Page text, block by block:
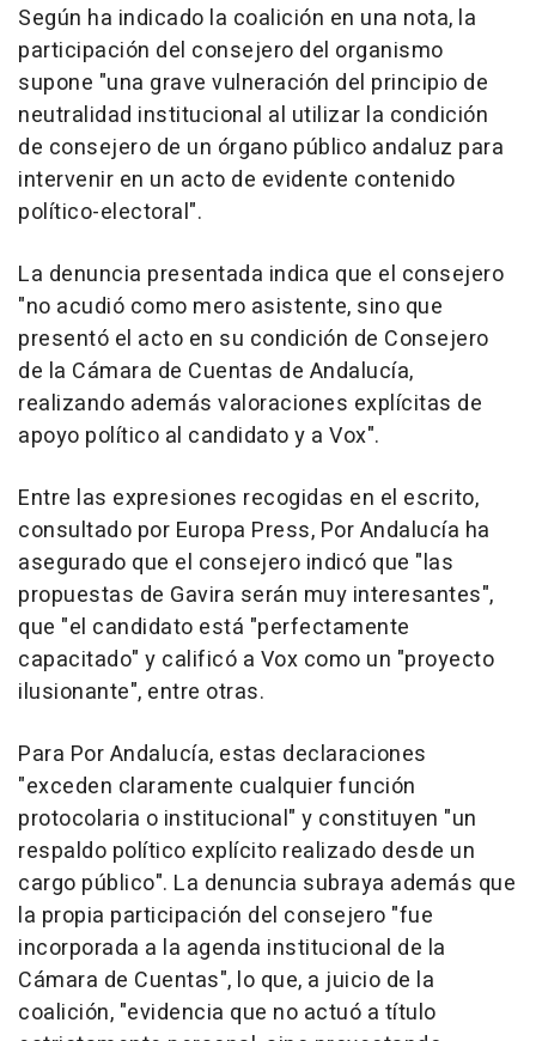
Según ha indicado la coalición en una nota, la
participación del consejero del organismo
supone "una grave vulneración del principio de
neutralidad institucional al utilizar la condición
de consejero de un órgano público andaluz para
intervenir en un acto de evidente contenido
político-electoral".
La denuncia presentada indica que el consejero
"no acudió como mero asistente, sino que
presentó el acto en su condición de Consejero
de la Cámara de Cuentas de Andalucía,
realizando además valoraciones explícitas de
apoyo político al candidato y a Vox".
Entre las expresiones recogidas en el escrito,
consultado por Europa Press, Por Andalucía ha
asegurado que el consejero indicó que "las
propuestas de Gavira serán muy interesantes",
que "el candidato está "perfectamente
capacitado" y calificó a Vox como un "proyecto
ilusionante", entre otras.
Para Por Andalucía, estas declaraciones
"exceden claramente cualquier función
protocolaria o institucional" y constituyen "un
respaldo político explícito realizado desde un
cargo público". La denuncia subraya además que
la propia participación del consejero "fue
incorporada a la agenda institucional de la
Cámara de Cuentas", lo que, a juicio de la
coalición, "evidencia que no actuó a título